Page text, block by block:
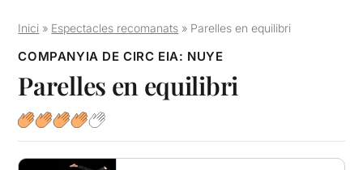
Inici » Espectacles recomanats » Parelles en equilibri
COMPANYIA DE CIRC EIA: NUYE
Parelles en equilibri